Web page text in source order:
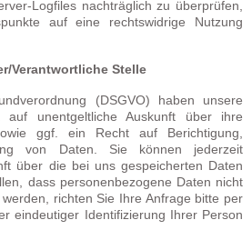
Logfiles nachträglich zu überprüfen,
auf eine rechtswidrige Nutzung
Verantwortliche Stelle
(DSGVO) haben unsere
unentgeltliche Auskunft über ihre
ggf. ein Recht auf Berichtigung,
von Daten. Sie können jederzeit
über die bei uns gespeicherten Daten
dass personenbezogene Daten nicht
richten Sie Ihre Anfrage bitte per
eindeutiger Identifizierung Ihrer Person